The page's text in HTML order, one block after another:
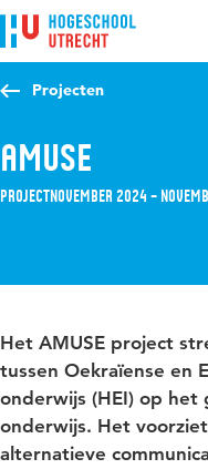
Direct naar de inhoud
Direct naar de
Direct naar de zoekfunctie
Projecten
AMUSE
Projectnovember 2024 –
Het AMUSE project
tussen Oekraïense en
onderwijs (HEI) op het
onderwijs. Het
alternatieve